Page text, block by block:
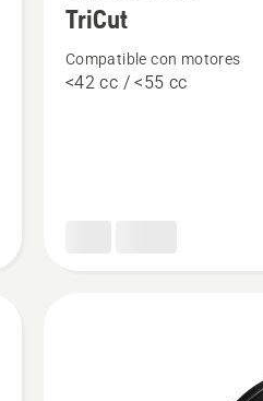
detalles
sobre
TriCut
Compatible con motores
<42 cc / <55 cc